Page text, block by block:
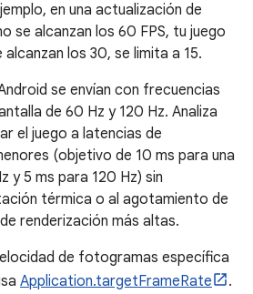
en una actualización de
se alcanzan los 60 FPS, tu juego
los 30, se limita a 15.
se envían con frecuencias
de 60 Hz y 120 Hz. Analiza
el juego a latencias de
(objetivo de 10 ms para una
y 5 ms para 120 Hz) sin
térmica o al agotamiento de
renderización más altas.
de fotogramas específica
Application.targetFrameRate .